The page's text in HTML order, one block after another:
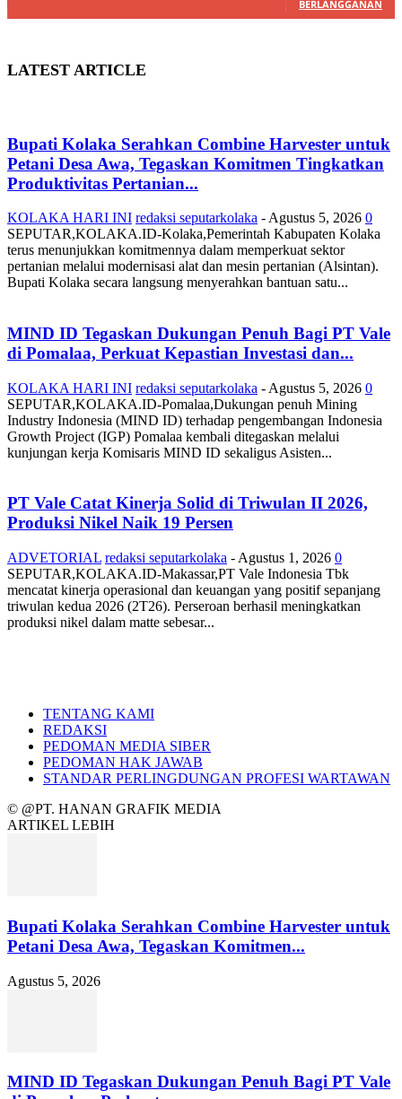
BERLANGGANAN
LATEST ARTICLE
Bupati Kolaka Serahkan Combine Harvester untuk
Petani Desa Awa, Tegaskan Komitmen Tingkatkan
Produktivitas Pertanian...
KOLAKA HARI INI redaksi seputarkolaka - Agustus 5, 2026 0
SEPUTAR,KOLAKA.ID-Kolaka,Pemerintah Kabupaten Kolaka
terus menunjukkan komitmennya dalam memperkuat sektor
pertanian melalui modernisasi alat dan mesin pertanian (Alsintan).
Bupati Kolaka secara langsung menyerahkan bantuan satu...
MIND ID Tegaskan Dukungan Penuh Bagi PT Vale
di Pomalaa, Perkuat Kepastian Investasi dan...
KOLAKA HARI INI redaksi seputarkolaka - Agustus 5, 2026 0
SEPUTAR,KOLAKA.ID-Pomalaa,Dukungan penuh Mining
Industry Indonesia (MIND ID) terhadap pengembangan Indonesia
Growth Project (IGP) Pomalaa kembali ditegaskan melalui
kunjungan kerja Komisaris MIND ID sekaligus Asisten...
PT Vale Catat Kinerja Solid di Triwulan II 2026,
Produksi Nikel Naik 19 Persen
ADVETORIAL redaksi seputarkolaka - Agustus 1, 2026 0
SEPUTAR,KOLAKA.ID-Makassar,PT Vale Indonesia Tbk
mencatat kinerja operasional dan keuangan yang positif sepanjang
triwulan kedua 2026 (2T26). Perseroan berhasil meningkatkan
produksi nikel dalam matte sebesar...
TENTANG KAMI
REDAKSI
PEDOMAN MEDIA SIBER
PEDOMAN HAK JAWAB
STANDAR PERLINGDUNGAN PROFESI WARTAWAN
© @PT. HANAN GRAFIK MEDIA
ARTIKEL LEBIH
Bupati Kolaka Serahkan Combine Harvester untuk
Petani Desa Awa, Tegaskan Komitmen...
Agustus 5, 2026
MIND ID Tegaskan Dukungan Penuh Bagi PT Vale